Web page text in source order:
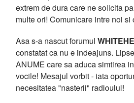
extrem de dura care ne solicita
multe ori! Comunicare intre noi si
Asa s-a nascut forumul
constatat ca nu e indeajuns.
ANUME care sa aduca simtirea
vocile! Mesajul vorbit - iata
necesitatea "nasterii" radioului!